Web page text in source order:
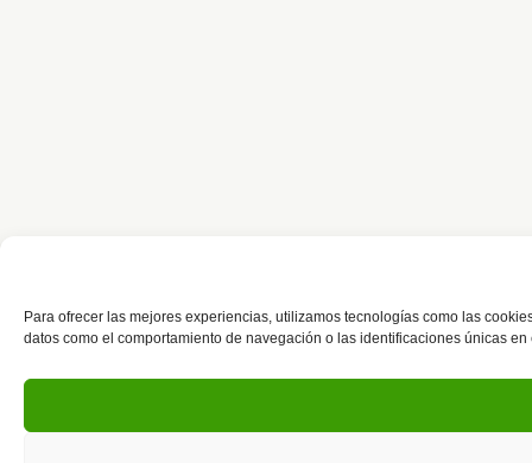
Para ofrecer las mejores experiencias, utilizamos tecnologías como las
datos como el comportamiento de navegación o las identificaciones únicas